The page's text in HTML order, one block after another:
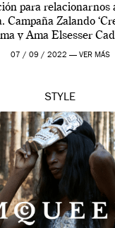
para relacionarnos
Campaña Zalando
y Ama Elsesser
cada momento,
07 / 09 / 2022 — VER MÁS
STYLE